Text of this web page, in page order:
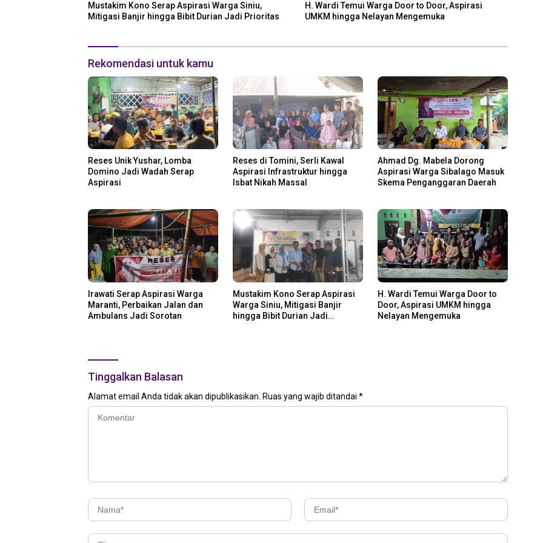
Mustakim Kono Serap Aspirasi Warga Siniu,
Mitigasi Banjir hingga Bibit Durian Jadi Prioritas
H. Wardi Temui Warga Door to Door, Aspirasi
UMKM hingga Nelayan Mengemuka
Rekomendasi untuk kamu
Reses Unik Yushar, Lomba
Domino Jadi Wadah Serap
Aspirasi
Reses di Tomini, Serli Kawal
Aspirasi Infrastruktur hingga
Isbat Nikah Massal
Ahmad Dg. Mabela Dorong
Aspirasi Warga Sibalago Masuk
Skema Penganggaran Daerah
Irawati Serap Aspirasi Warga
Maranti, Perbaikan Jalan dan
Ambulans Jadi Sorotan
Mustakim Kono Serap Aspirasi
Warga Siniu, Mitigasi Banjir
hingga Bibit Durian Jadi
H. Wardi Temui Warga Door to
Door, Aspirasi UMKM hingga
Nelayan Mengemuka
Tinggalkan Balasan
Alamat email Anda tidak akan dipublikasikan. Ruas yang wajib ditandai *